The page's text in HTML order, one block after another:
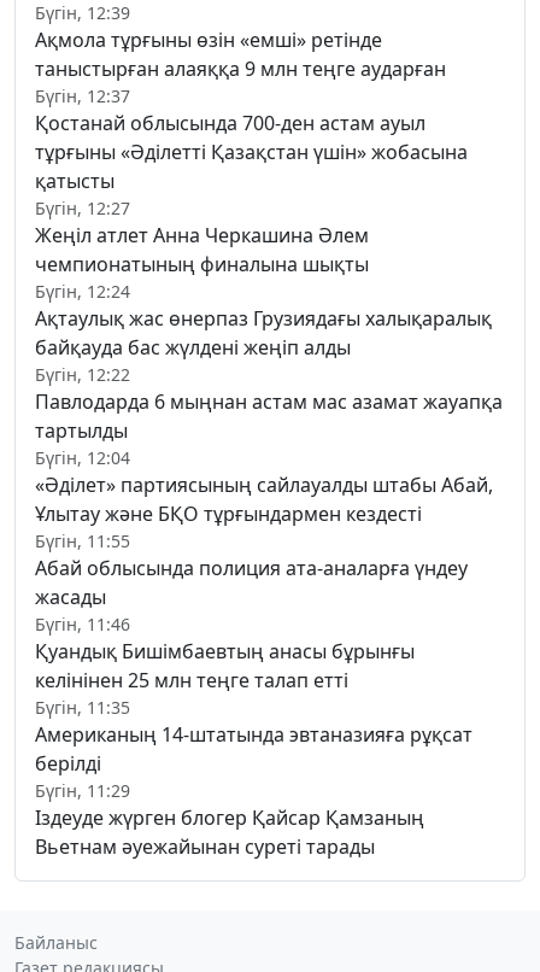
Бүгін, 12:39
Ақмола тұрғыны өзін «емші» ретінде
таныстырған алаяққа 9 млн теңге аударған
Бүгін, 12:37
Қостанай облысында 700-ден астам ауыл
тұрғыны «Әділетті Қазақстан үшін» жобасына
қатысты
Бүгін, 12:27
Жеңіл атлет Анна Черкашина Әлем
чемпионатының финалына шықты
Бүгін, 12:24
Ақтаулық жас өнерпаз Грузиядағы халықаралық
байқауда бас жүлдені жеңіп алды
Бүгін, 12:22
Павлодарда 6 мыңнан астам мас азамат жауапқа
тартылды
Бүгін, 12:04
«Әділет» партиясының сайлауалды штабы Абай,
Ұлытау және БҚО тұрғындармен кездесті
Бүгін, 11:55
Абай облысында полиция ата-аналарға үндеу
жасады
Бүгін, 11:46
Қуандық Бишімбаевтың анасы бұрынғы
келінінен 25 млн теңге талап етті
Бүгін, 11:35
Американың 14-штатында эвтаназияға рұқсат
берілді
Бүгін, 11:29
Іздеуде жүрген блогер Қайсар Қамзаның
Вьетнам әуежайынан суреті тарады
Байланыс